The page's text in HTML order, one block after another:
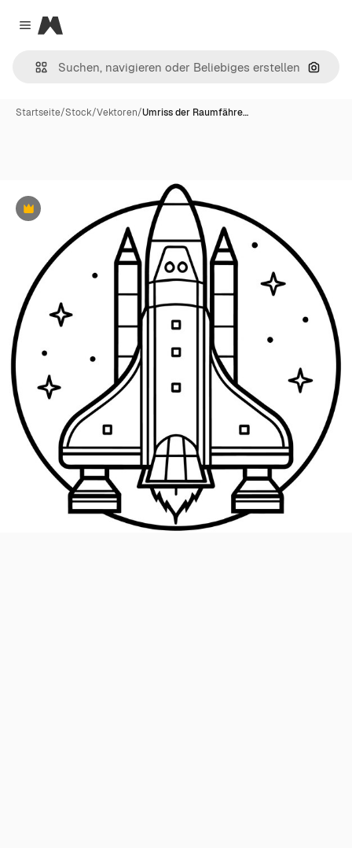
Close menu
Magnific
Nach
Startseite/Stock/Vektoren/Umriss der Raumfähre…
Premium